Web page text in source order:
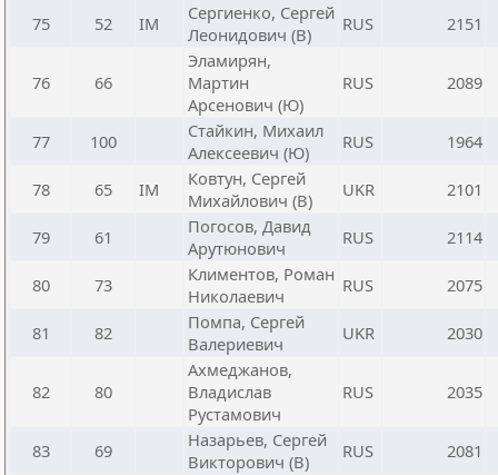
75 52 IM
Сергиенко, Сергей
Леонидович (В)
RUS 2151
76 66
Эламирян,
Мартин
Арсенович (Ю)
RUS 2089
77 100
Стайкин, Михаил
Алексеевич (Ю)
RUS 1964
78 65 IM
Ковтун, Сергей
Михайлович (В)
UKR 2101
79 61
Погосов, Давид
Арутюнович
RUS 2114
80 73
Климентов, Роман
Николаевич
RUS 2075
81 82
Помпа, Сергей
Валериевич
UKR 2030
82 80
Ахмеджанов,
Владислав
Рустамович
RUS 2035
83 69
Назарьев, Сергей
Викторович (В)
RUS 2081